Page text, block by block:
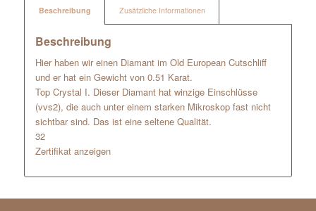
Beschreibung Zusätzliche Informationen
Beschreibung
Hier haben wir einen Diamant im Old European Cutschliff
und er hat ein Gewicht von 0.51 Karat.
Top Crystal I. Dieser Diamant hat winzige Einschlüsse
(vvs2), die auch unter einem starken Mikroskop fast nicht
sichtbar sind. Das ist eine seltene Qualität.
32
Zertifikat anzeigen